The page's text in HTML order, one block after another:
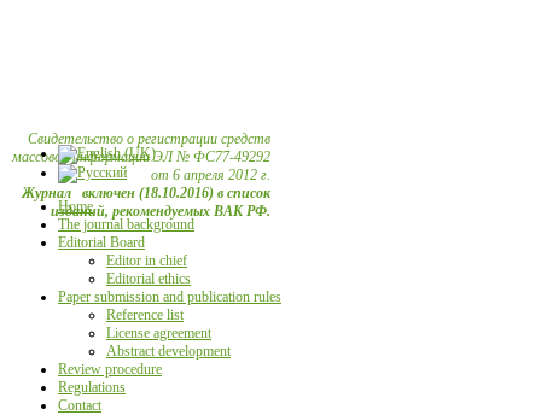
Свидетельство о регистрации средств
массовой информации ЭЛ № ФС77-49292
от 6 апреля 2012 г.
Журнал включен (18.10.2016) в список
изданий, рекомендуемых ВАК РФ.
Home
The journal background
Editorial Board
Editor in chief
Editorial ethics
Paper submission and publication rules
Reference list
License agreement
Abstract development
Review procedure
Regulations
Contact